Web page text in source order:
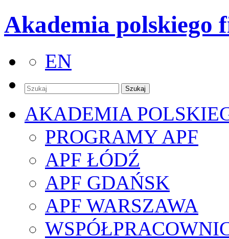
Akademia polskiego
EN
AKADEMIA
PROGRAMY APF
APF ŁÓDŹ
APF GDAŃSK
APF WARSZAWA